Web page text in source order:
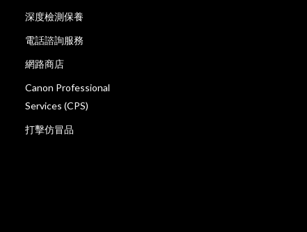
深度檢測保養
電話諮詢服務
網路商店
Canon Professional
Services (CPS)
打擊仿冒品